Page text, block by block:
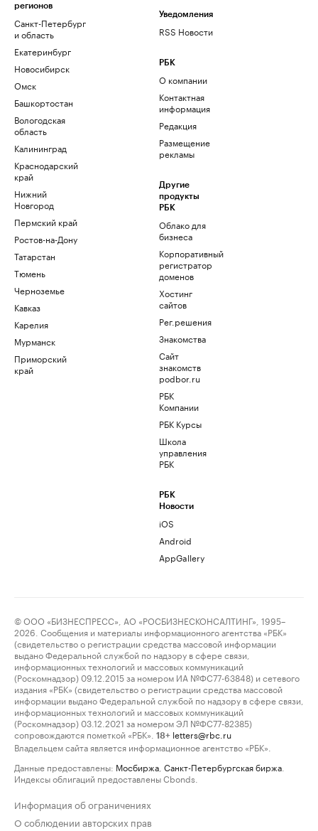
регионов
Санкт-Петербург
и область
Екатеринбург
Новосибирск
Омск
Башкортостан
Вологодская
область
Калининград
Краснодарский
край
Нижний
Новгород
Пермский край
Ростов-на-Дону
Татарстан
Тюмень
Черноземье
Кавказ
Карелия
Мурманск
Приморский
край
Уведомления
RSS Новости
РБК
О компании
Контактная
информация
Редакция
Размещение
рекламы
Другие
продукты
РБК
Облако для
бизнеса
Корпоративный
регистратор
доменов
Хостинг
сайтов
Рег.решения
Знакомства
Сайт
знакомств
podbor.ru
РБК
Компании
РБК Курсы
Школа
управления
РБК
РБК
Новости
iOS
Android
AppGallery
© ООО «БИЗНЕСПРЕСС», АО «РОСБИЗНЕСКОНСАЛТИНГ», 1995–
2026. Сообщения и материалы информационного агентства «РБК»
(свидетельство о регистрации средства массовой информации
выдано Федеральной службой по надзору в сфере связи,
информационных технологий и массовых коммуникаций
(Роскомнадзор) 09.12.2015 за номером ИА №ФС77-63848) и сетевого
издания «РБК» (свидетельство о регистрации средства массовой
информации выдано Федеральной службой по надзору в сфере связи,
информационных технологий и массовых коммуникаций
(Роскомнадзор) 03.12.2021 за номером ЭЛ №ФС77-82385)
сопровождаются пометкой «РБК».
18+ letters@rbc.ru
Владельцем сайта является информационное агентство «РБК».
Данные предоставлены: Мосбиржа Санкт-Петербургская биржа
Индексы облигаций предоставлены Cbonds.
Информация об ограничениях
О соблюдении авторских прав